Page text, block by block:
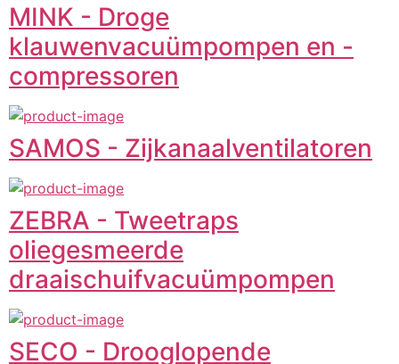
MINK - Droge
klauwenvacuümpompen en -
compressoren
SAMOS - Zijkanaalventilatoren
ZEBRA - Tweetraps
oliegesmeerde
draaischuifvacuümpompen
SECO - Drooglopende